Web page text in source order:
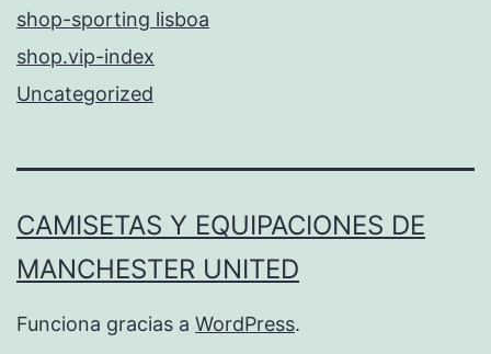
shop-sporting lisboa
shop.vip-index
Uncategorized
CAMISETAS Y EQUIPACIONES DE
MANCHESTER UNITED
Funciona gracias a WordPress.